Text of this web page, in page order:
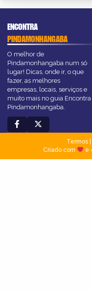
ENCONTRA
PINDAMONHANGABA
O melhor de
Pindamonhangaba num só
lugar! Dicas, onde ir, o que
fazer, as melhores
empresas, locais, serviços e
muito mais no guia Encontra
Pindamonhangaba.
Termos|
Criado com
e